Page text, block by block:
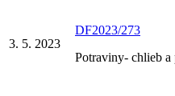
3. 5. 2023
DF2023/273
Potraviny- chlieb a